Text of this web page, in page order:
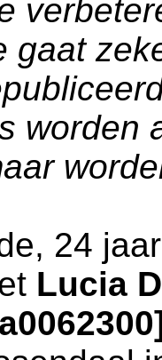
gaat
worden
24
Lucia